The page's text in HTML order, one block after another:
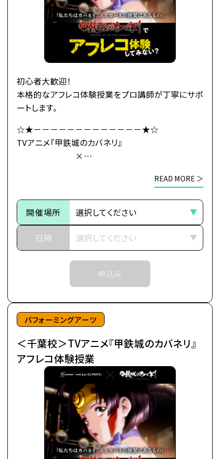
初心者大歓迎！
本格的なアフレコ体験授業をプロ講師が丁寧にサポ
ートします。
☆★－－－－－－－－－－－－－★☆
TVアニメ『甲鉄城のカバネリ』
×
☆★－－－－－－－－－－－－－★☆
～イントロダクション～
その旅路の先に、新たな運命（さだめ）
世界中に産業革命の波が押し寄せ、
近世から近代に移り変わろうとした頃、
突如として不死の怪物が現れた。
後にカバネと呼ばれる事になるそれらは、
鋼鉄の皮膜に覆われた心臓を持ち、
噛んだ者までもカバネにしてしまう。
カバネは爆発的に増殖し、
全世界を覆い尽くしていった。
極東の島国である日ノ本（ひのもと）で、
分厚い装甲に覆われた蒸気機関車、
通称・駿城（はやじろ）の一つ、
甲鉄城（こうてつじょう）に乗り込んだ生駒たちは、
熾烈な戦いを潜り抜け、カバネと人の新たな攻防戦
日本海に面する廃坑駅「海門（うなと）」に辿りつい
READ MORE ＞
開催場所
日時
申込み
パフォーミングアーツ
＜千葉校＞TVアニメ『甲鉄城のカバネリ』
アフレコ体験授業